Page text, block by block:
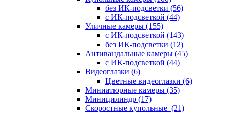
без ИК-подсветки (56)
с ИК-подсветкой (44)
Уличные камеры (155)
с ИК-подсветкой (143)
без ИК-подсветки (12)
Антивандальные камеры (45)
с ИК-подсветкой (44)
Видеоглазки (6)
Цветные видеоглазки (6)
Миниатюрные камеры (35)
Миницилиндр (17)
Скоростные купольные (21)